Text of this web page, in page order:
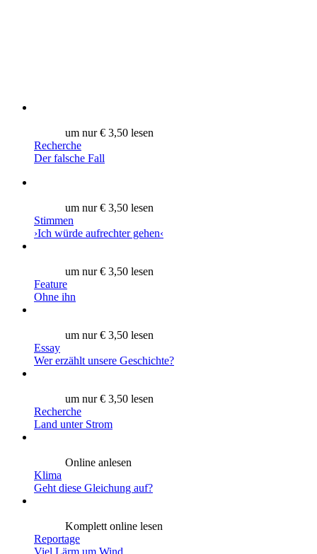
um nur € 3,50 lesen
Recherche
Der falsche Fall
um nur € 3,50 lesen
Stimmen
›Ich würde aufrechter gehen‹
um nur € 3,50 lesen
Feature
Ohne ihn
um nur € 3,50 lesen
Essay
Wer erzählt unsere Geschichte?
um nur € 3,50 lesen
Recherche
Land unter Strom
Online anlesen
Klima
Geht diese Gleichung auf?
Komplett online lesen
Reportage
Viel Lärm um Wind